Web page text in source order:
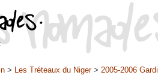
> Les Tréteaux du Niger> 2005-2006 Gardi